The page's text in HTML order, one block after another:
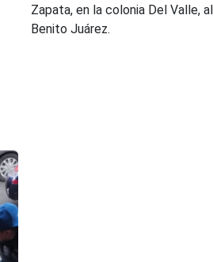
Zapata, en la colonia Del Valle,
Benito Juárez.